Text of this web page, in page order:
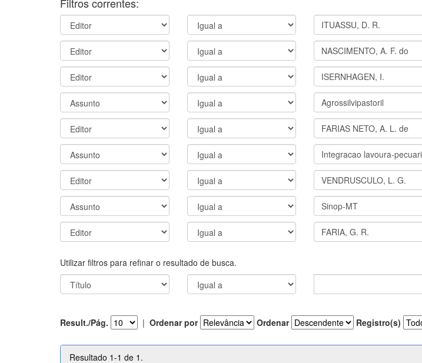
Utilizar filtros para refinar o resultado de busca.
Result./Pág. | Ordenar por Ordenar Registro(s)
Resultado 1-1 de 1.